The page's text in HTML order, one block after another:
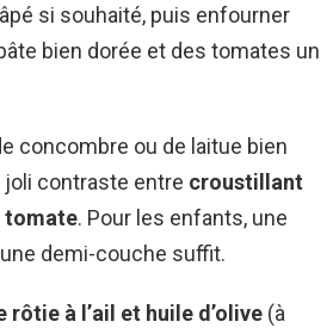
si souhaité, puis enfourner
bien dorée et des tomates un
concombre ou de laitue bien
contraste entre croustillant
tomate. Pour les enfants, une
demi-couche suffit.
à l’ail et huile d’olive (à